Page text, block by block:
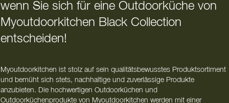
wenn Sie sich für eine Outdoorküche von
Myoutdoorkitchen Black Collection
entscheiden!
Myoutdoorkitchen ist stolz auf sein qualitätsbewusstes Produktsortiment
und bemüht sich stets, nachhaltige und zuverlässige Produkte
anzubieten. Die hochwertigen Outdoorküchen und
Outdoorküchenprodukte von Myoutdoorkitchen werden mit einer